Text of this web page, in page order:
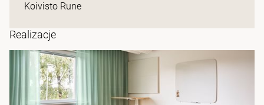
Koivisto Rune
Realizacje